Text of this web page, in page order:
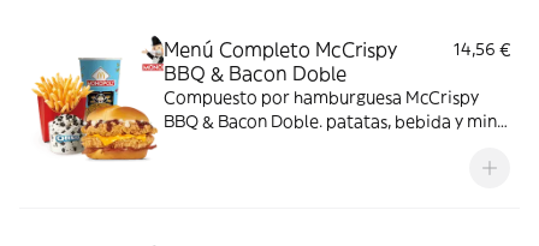
Menú Completo McCrispy
BBQ & Bacon Doble
14,56 €
Compuesto por hamburguesa McCrispy
BBQ & Bacon Doble. patatas, bebida y mini